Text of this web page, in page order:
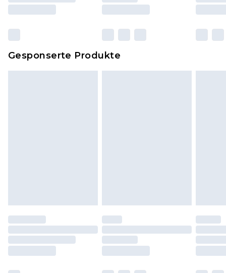
und Kissen, müssen unbenutzt und in ihrer
zurückgesendet werden.
Klickehierum unsere vollständigen
Gesponserte Produkte